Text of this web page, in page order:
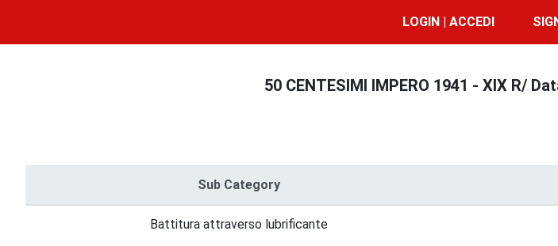
LOGIN | ACCEDI
50 CENTESIMI IMPERO 1941 - XIX R/
Sub Category
Battitura attraverso lubrificante